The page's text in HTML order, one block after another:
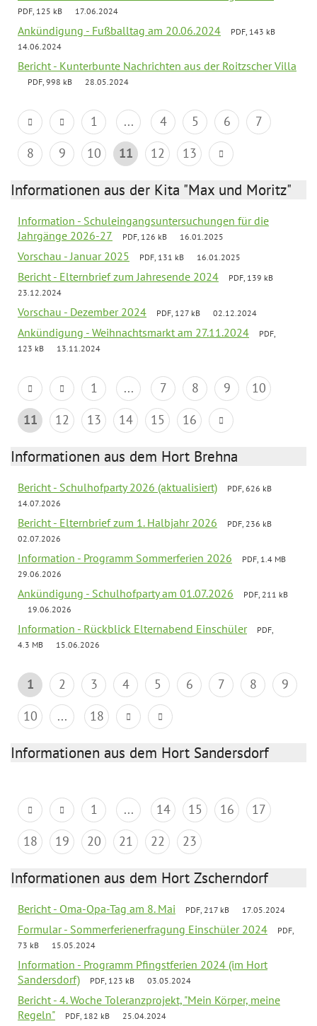
PDF, 125 kB 17.06.2024
Ankündigung - Fußballtag am 20.06.2024
PDF, 143 kB
14.06.2024
Bericht - Kunterbunte Nachrichten aus der Roitzscher Villa
PDF, 998 kB 28.05.2024
1 ... 4 5 6
7
8
9 10 11 12 13
Informationen aus der Kita "Max und Moritz"
Information - Schuleingangsuntersuchungen für die
Jahrgänge 2026-27
PDF, 126 kB 16.01.2025
Vorschau - Januar 2025 PDF, 131 kB 16.01.2025
Bericht - Elternbrief zum Jahresende 2024
PDF, 139 kB
23.12.2024
Vorschau - Dezember 2024 PDF, 127 kB 02.12.2024
Ankündigung - Weihnachtsmarkt am 27.11.2024
PDF,
123 kB
13.11.2024
1 ... 7 8 9
10
11
12 13 14 15 16
Informationen aus dem Hort Brehna
Bericht - Schulhofparty 2026 (aktualisiert)
PDF, 626 kB
14.07.2026
Bericht - Elternbrief zum 1. Halbjahr 2026
PDF, 236 kB
02.07.2026
Information - Programm Sommerferien 2026
PDF, 1.4 MB
29.06.2026
Ankündigung - Schulhofparty am 01.07.2026
PDF, 211 kB
19.06.2026
Information - Rückblick Elternabend Einschüler
PDF,
4.3 MB
15.06.2026
1 2 3 4 5 6 7 8
9
10
... 18
Informationen aus dem Hort Sandersdorf
1 ... 14 15 16
17
18
19 20 21 22 23
Informationen aus dem Hort Zscherndorf
Bericht - Oma-Opa-Tag am 8. Mai PDF, 217 kB 17.05.2024
Formular - Sommerferienerfragung Einschüler 2024
PDF,
73 kB
15.05.2024
Information - Programm Pfingstferien 2024 (im Hort
Sandersdorf)
PDF, 123 kB 03.05.2024
Bericht - 4. Woche Toleranzprojekt, "Mein Körper, meine
Regeln"
PDF, 182 kB 25.04.2024